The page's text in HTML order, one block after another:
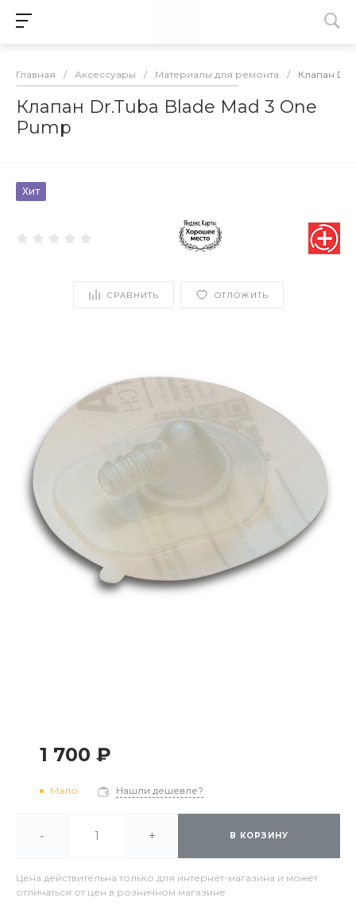
Главная / Аксессуары / Материалы для ремонта / Клапан
Клапан Dr.Tuba Blade Mad 3 One
Pump
Хит
СРАВНИТЬ ОТЛОЖИТЬ
1 700 ₽
Мало Нашли дешевле?
- + В КОРЗИНУ
Цена действительна только для интернет-магазина и может
отличаться от цен в розничном магазине